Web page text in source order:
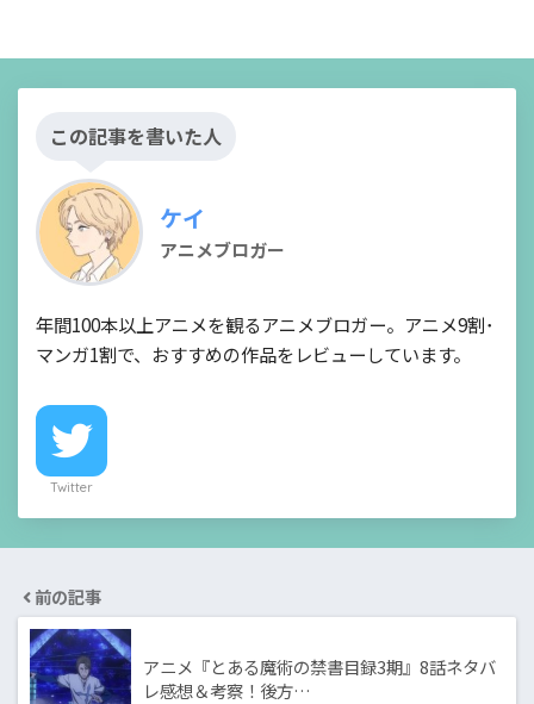
この記事を書いた人
ケイ
アニメブロガー
年間100本以上アニメを観るアニメブロガー。アニメ9割･
マンガ1割で、おすすめの作品をレビューしています。
Twitter
前の記事
アニメ『とある魔術の禁書目録3期』8話ネタバ
レ感想＆考察！後方…